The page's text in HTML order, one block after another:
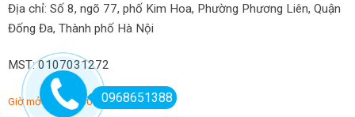
Địa chỉ: Số 8, ngõ 77, phố Kim Hoa, Phường Phương Liên, Quận
Đống Đa, Thành phố Hà Nội
MST: 0107031272
Giờ mở hàng: 7:00-22:00 hàng ngày
0968651388